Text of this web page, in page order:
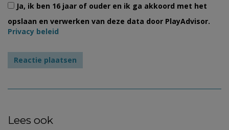
Ja, ik ben 16 jaar of ouder en ik ga akkoord met het
opslaan en verwerken van deze data door PlayAdvisor.
Privacy beleid
Lees ook